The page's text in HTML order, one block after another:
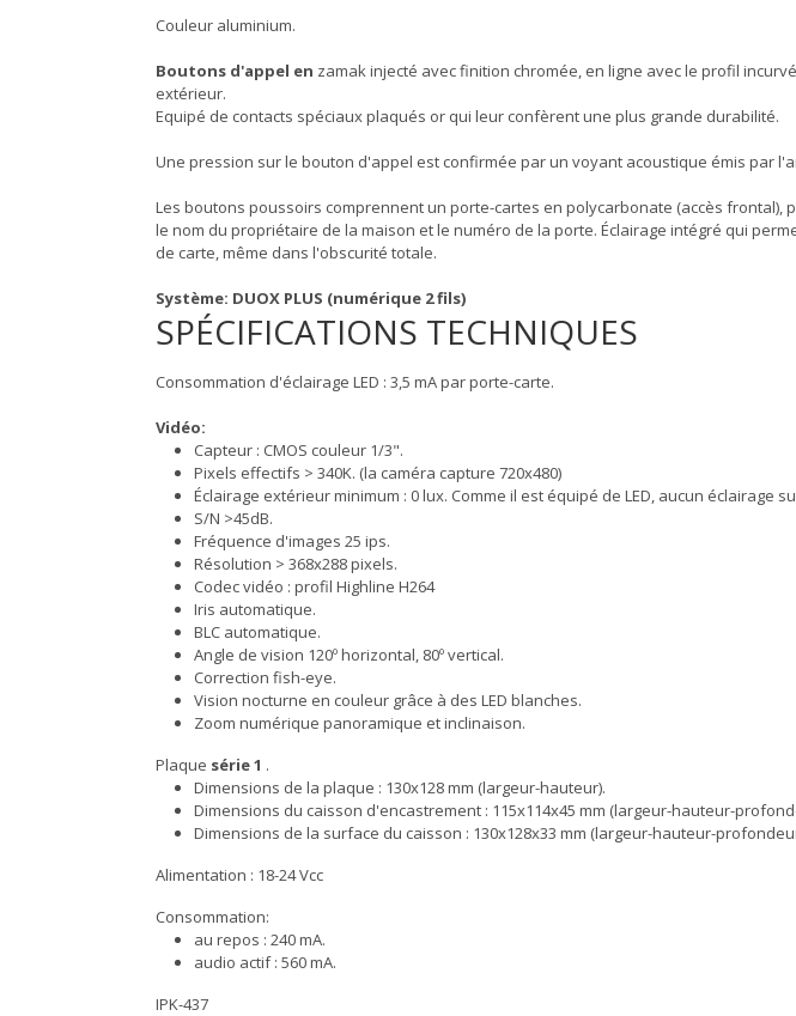
Couleur aluminium.
Boutons d'appel en zamak injecté avec finition chromée, en ligne avec le profil
extérieur.
Equipé de contacts spéciaux plaqués or qui leur confèrent une plus grande durabilité.
Une pression sur le bouton d'appel est confirmée par un voyant acoustique émis par
Les boutons poussoirs comprennent un porte-cartes en polycarbonate (accès frontal),
le nom du propriétaire de la maison et le numéro de la porte. Éclairage intégré qui
de carte, même dans l'obscurité totale.
Système: DUOX PLUS (numérique 2 fils)
SPÉCIFICATIONS TECHNIQUES
Consommation d'éclairage LED : 3,5 mA par porte-carte.
Vidéo:
Capteur : CMOS couleur 1/3".
Pixels effectifs > 340K. (la caméra capture 720x480)
Éclairage extérieur minimum : 0 lux. Comme il est équipé de LED, aucun éclairage
S/N >45dB.
Fréquence d'images 25 ips.
Résolution > 368x288 pixels.
Codec vidéo : profil Highline H264
Iris automatique.
BLC automatique.
Angle de vision 120º horizontal, 80º vertical.
Correction fish-eye.
Vision nocturne en couleur grâce à des LED blanches.
Zoom numérique panoramique et inclinaison.
Plaque série 1 .
Dimensions de la plaque : 130x128 mm (largeur-hauteur).
Dimensions du caisson d'encastrement : 115x114x45 mm (largeur-hauteur-
Dimensions de la surface du caisson : 130x128x33 mm (largeur-hauteur-
Alimentation : 18-24 Vcc
Consommation:
au repos : 240 mA.
audio actif : 560 mA.
IPK-437